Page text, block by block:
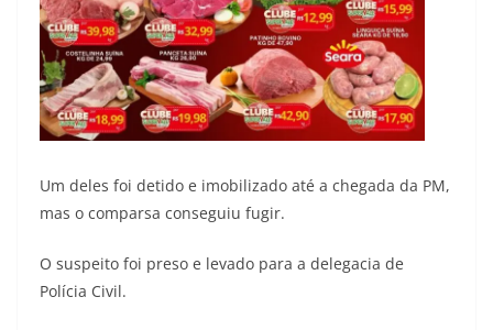
Um deles foi detido e imobilizado até a chegada da PM,
mas o comparsa conseguiu fugir.
O suspeito foi preso e levado para a delegacia de
Polícia Civil.